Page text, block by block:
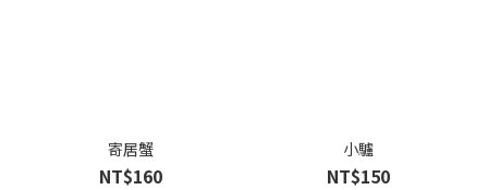
寄居蟹
NT$160
小驢
NT$150